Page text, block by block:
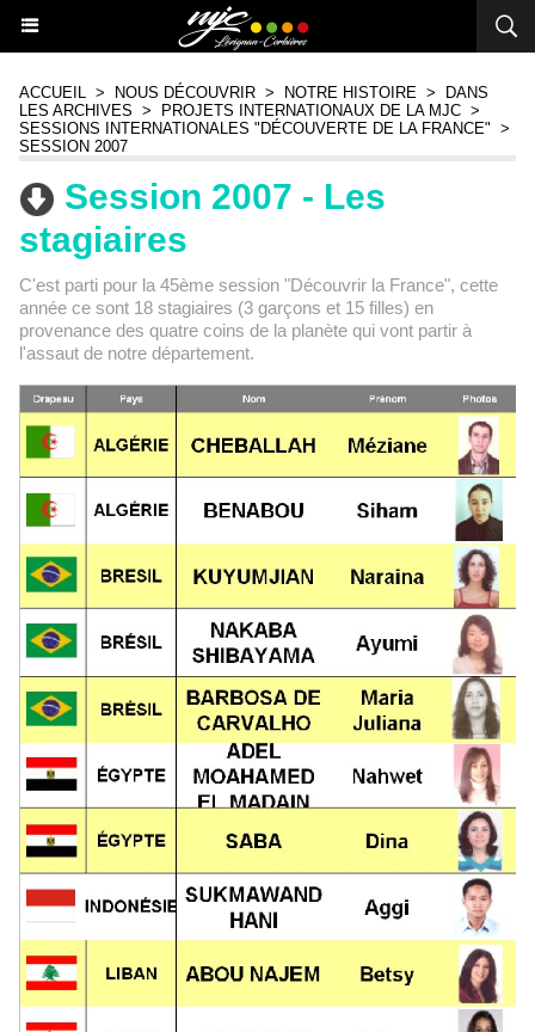
ACCUEIL > NOUS DÉCOUVRIR > NOTRE HISTOIRE >
DANS
LES ARCHIVES > PROJETS INTERNATIONAUX DE LA MJC >
SESSIONS INTERNATIONALES "DÉCOUVERTE DE LA FRANCE" >
SESSION 2007
Session 2007 - Les
stagiaires
C'est parti pour la 45ème session "Découvrir la France", cette
année ce sont 18 stagiaires (3 garçons et 15 filles) en
provenance des quatre coins de la planète qui vont partir à
l'assaut de notre département.